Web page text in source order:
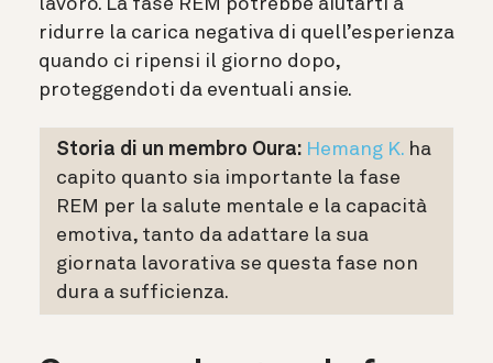
lavoro. La fase REM potrebbe aiutarti a
ridurre la carica negativa di quell’esperienza
quando ci ripensi il giorno dopo,
proteggendoti da eventuali ansie.
Storia di un membro Oura: Hemang K. ha
capito quanto sia importante la fase
REM per la salute mentale e la capacità
emotiva, tanto da adattare la sua
giornata lavorativa se questa fase non
dura a sufficienza.